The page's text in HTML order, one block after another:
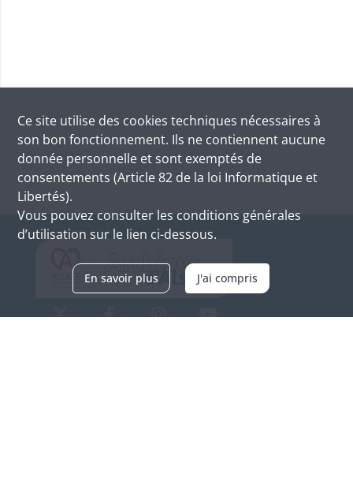
Ce site utilise des cookies techniques nécessaires à
son bon fonctionnement. Ils ne contiennent aucune
donnée personnelle et sont exemptés de
consentements (Article 82 de la loi Informatique et
Libertés).
Vous pouvez consulter les conditions générales
d’utilisation sur le lien ci-dessous.
En savoir plus J'ai compris